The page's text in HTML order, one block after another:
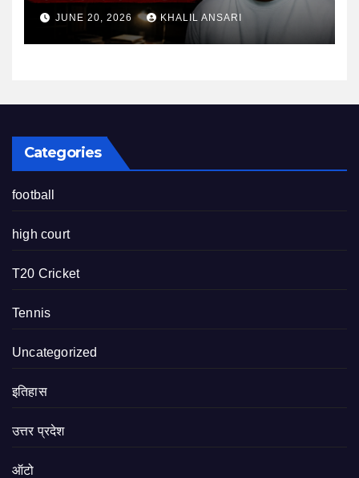
तैयारी के माहौल पर फिर उठे सवाल
JUNE 20, 2026 KHALIL ANSARI
Categories
football
high court
T20 Cricket
Tennis
Uncategorized
इतिहास
उत्तर प्रदेश
ऑटो